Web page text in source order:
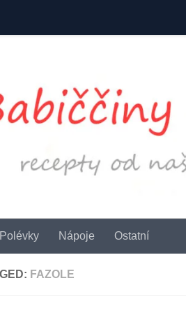
Polévky Nápoje Ostatní
FAZOLE